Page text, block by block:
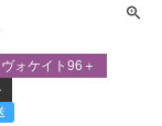
ォケイト96＋